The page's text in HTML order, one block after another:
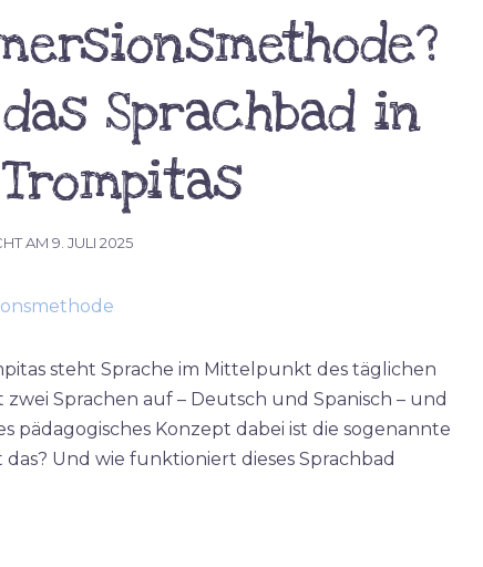
Sprachbad in
AM 9. JULI 2025
steht Sprache im Mittelpunkt des täglichen
Sprachen auf – Deutsch und Spanisch – und
pädagogisches Konzept dabei ist die sogenannte
Und wie funktioniert dieses Sprachbad